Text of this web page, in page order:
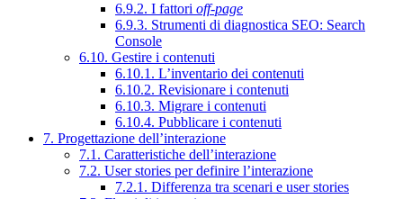
6.9.2. I fattori off-page
6.9.3. Strumenti di diagnostica SEO: Search
Console
6.10. Gestire i contenuti
6.10.1. L’inventario dei contenuti
6.10.2. Revisionare i contenuti
6.10.3. Migrare i contenuti
6.10.4. Pubblicare i contenuti
7. Progettazione dell’interazione
7.1. Caratteristiche dell’interazione
7.2. User stories per definire l’interazione
7.2.1. Differenza tra scenari e user stories